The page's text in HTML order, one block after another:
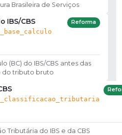
Brasileira de Serviços
IBS/CBS Reforma
(BC) do IBS/CBS antes das
do tributo bruto
Tributária do IBS e da CBS